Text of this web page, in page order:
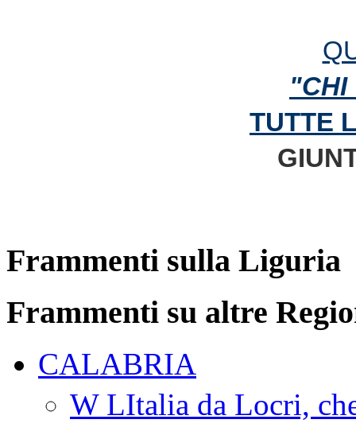
"CHI
TUTTE
Frammenti sulla Liguria
Frammenti su altre
CALABRIA
W LItalia da Locri,